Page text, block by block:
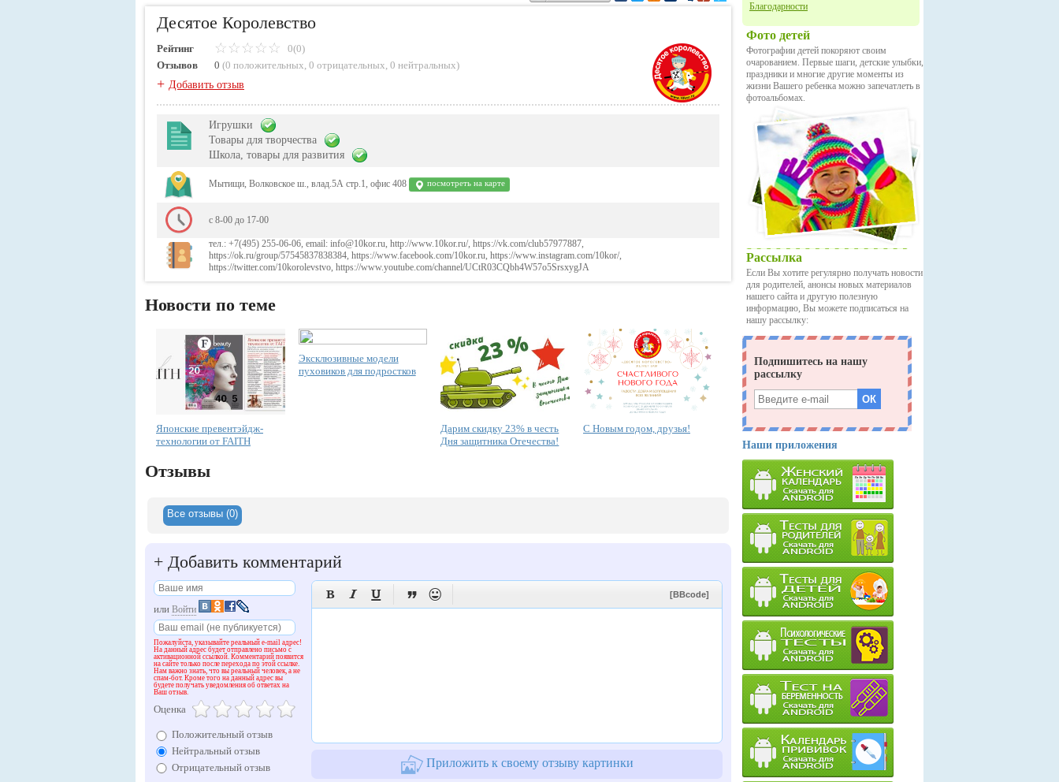
Благодарности
Фото детей
Фотографии детей покоряют своим
очарованием. Первые шаги, детские улыбки,
праздники и многие другие моменты из
жизни Вашего ребенка можно запечатлеть в
фотоальбомах.
Рассылка
Если Вы хотите регулярно получать новости
для родителей, анонсы новых материалов
нашего сайта и другую полезную
информацию, Вы можете подписаться на
нашу рассылку:
Наши приложения
Десятое Королевство
Рейтинг
0(0)
Отзывов
0 (0 положительных, 0 отрицательных, 0 нейтральных)
+ Добавить отзыв
Игрушки
Товары для творчества
Школа, товары для развития
Мытищи, Волковское ш., влад.5А стр.1, офис 408 посмотреть на карте
с 8-00 до 17-00
тел.: +7(495) 255-06-06, email: info@10kor.ru, http://www.10kor.ru/, https://vk.com/club57977887,
https://ok.ru/group/57545837838384, https://www.facebook.com/10kor.ru, https://www.instagram.com/10kor/,
https://twitter.com/10korolevstvo, https://www.youtube.com/channel/UCtR03CQbh4W57o5SrsxygJA
Новости по теме
Японские превентэйдж-
технологии от FAITH
Эксклюзивные модели
пуховиков для подростков
Дарим скидку 23% в честь
Дня защитника Отечества!
С Новым годом, друзья!
Отзывы
Все отзывы (0)
+ Добавить комментарий
или Войти
Пожалуйста, указывайте реальный e-mail адрес!
На данный адрес будет отправлено письмо с
активационной ссылкой. Комментарий появится
на сайте только после перехода по этой ссылке.
Нам важно знать, что вы реальный человек, а не
спам-бот. Кроме того на данный адрес вы
будете получать уведомления об ответах на
Ваш отзыв.
Оценка
Положительный отзыв
Нейтральный отзыв
Отрицательный отзыв
     [BBcode]
Приложить к своему отзыву картинки